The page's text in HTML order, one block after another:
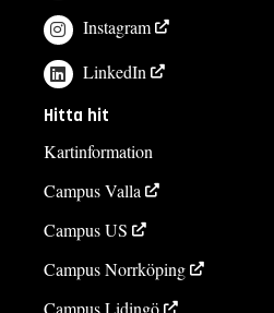
Instagram
LinkedIn
Hitta hit
Kartinformation
Campus Valla
Campus US
Campus Norrköping